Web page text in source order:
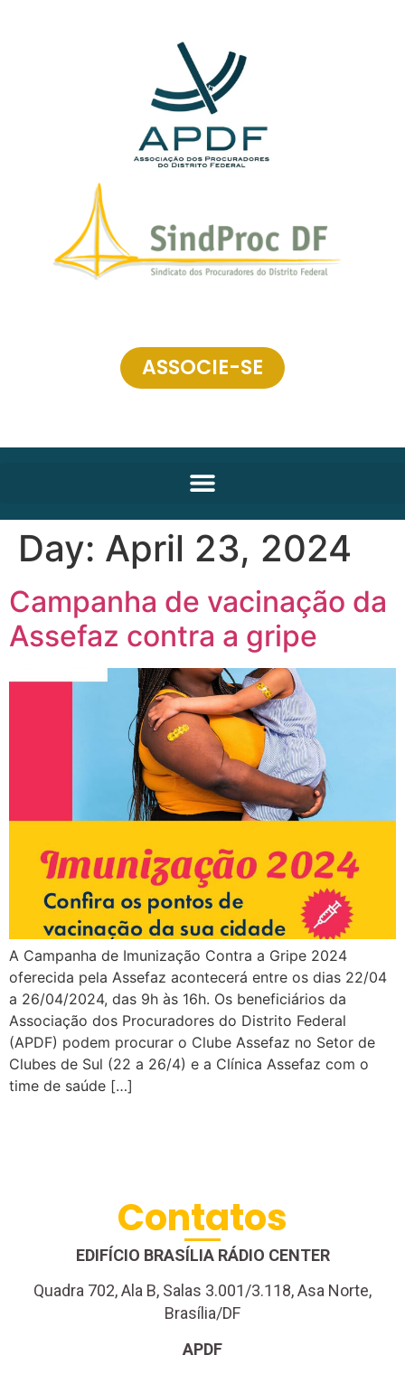
ASSOCIE-SE
Day: April 23, 2024
Campanha de vacinação da
Assefaz contra a gripe
A Campanha de Imunização Contra a Gripe 2024
oferecida pela Assefaz acontecerá entre os dias 22/04
a 26/04/2024, das 9h às 16h. Os beneficiários da
Associação dos Procuradores do Distrito Federal
(APDF) podem procurar o Clube Assefaz no Setor de
Clubes de Sul (22 a 26/4) e a Clínica Assefaz com o
time de saúde […]
Contatos
EDIFÍCIO BRASÍLIA RÁDIO CENTER
Quadra 702, Ala B, Salas 3.001/3.118, Asa Norte,
Brasília/DF
APDF